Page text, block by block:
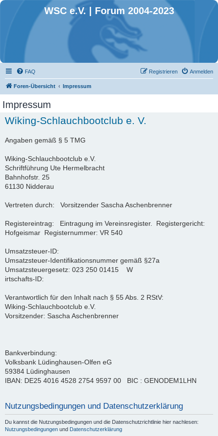
WSC e.V. | Forum 2004-2023
FAQ Anmelden
Registrieren
Foren-Übersicht Impressum
Impressum
Wiking-Schlauchbootclub e. V.
Angaben gemäß § 5 TMG
Wiking-Schlauchbootclub e.V.
Schriftführung Ute Hermelbracht
Bahnhofstr. 25
61130 Nidderau
Vertreten durch: Vorsitzender Sascha Aschenbrenner
Registereintrag: Eintragung im Vereinsregister. Registergericht:
Hofgeismar Registernummer: VR 540
Umsatzsteuer-ID:
Umsatzsteuer-Identifikationsnummer gemäß §27a
Umsatzsteuergesetz: 023 250 01415 W
irtschafts-ID:
Verantwortlich für den Inhalt nach § 55 Abs. 2 RStV:
Wiking-Schlauchbootclub e.V.
Vorsitzender: Sascha Aschenbrenner
Bankverbindung:
Volksbank Lüdinghausen-Olfen eG
59384 Lüdinghausen
IBAN: DE25 4016 4528 2754 9597 00 BIC : GENODEM1LHN
Nutzungsbedingungen und Datenschutzerklärung
Du kannst die Nutzungsbedingungen und die Datenschutzrichtlinie hier nachlesen:
Nutzungsbedingungen und Datenschutzerklärung